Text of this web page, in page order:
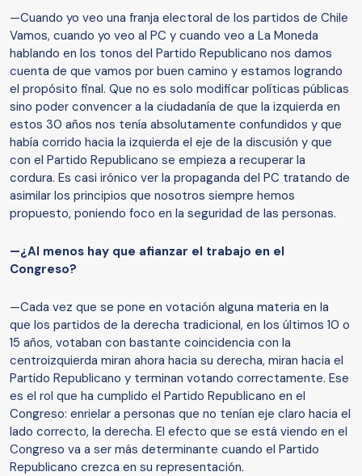
—Cuando yo veo una franja electoral de los partidos de Chile
Vamos, cuando yo veo al PC y cuando veo a La Moneda
hablando en los tonos del Partido Republicano nos damos
cuenta de que vamos por buen camino y estamos logrando
el propósito final. Que no es solo modificar políticas públicas
sino poder convencer a la ciudadanía de que la izquierda en
estos 30 años nos tenía absolutamente confundidos y que
había corrido hacia la izquierda el eje de la discusión y que
con el Partido Republicano se empieza a recuperar la
cordura. Es casi irónico ver la propaganda del PC tratando de
asimilar los principios que nosotros siempre hemos
propuesto, poniendo foco en la seguridad de las personas.
—¿Al menos hay que afianzar el trabajo en el
Congreso?
—Cada vez que se pone en votación alguna materia en la
que los partidos de la derecha tradicional, en los últimos 10 o
15 años, votaban con bastante coincidencia con la
centroizquierda miran ahora hacia su derecha, miran hacia el
Partido Republicano y terminan votando correctamente. Ese
es el rol que ha cumplido el Partido Republicano en el
Congreso: enrielar a personas que no tenían eje claro hacia el
lado correcto, la derecha. El efecto que se está viendo en el
Congreso va a ser más determinante cuando el Partido
Republicano crezca en su representación.